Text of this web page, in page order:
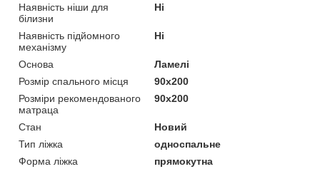
Наявність ніши для
білизни
Ні
Наявність підйомного
механізму
Ні
Основа
Ламелі
Розмір спального місця
90х200
Розміри рекомендованого
матраца
90х200
Стан
Новий
Тип ліжка
односпальне
Форма ліжка
прямокутна